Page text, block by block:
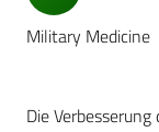
Military Medicine
Die